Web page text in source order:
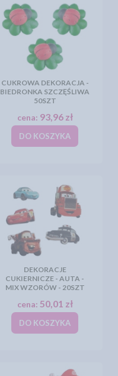
CUKROWA DEKORACJA -
BIEDRONKA SZCZĘŚLIWA
50SZT
cena: 93,96 zł
DO KOSZYKA
DEKORACJE
CUKIERNICZE - AUTA -
MIX WZORÓW - 20SZT
cena: 50,01 zł
DO KOSZYKA